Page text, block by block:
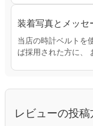
装着写真とメッセ
当店の時計ベルトを
ば採用された方に、
レビューの投稿